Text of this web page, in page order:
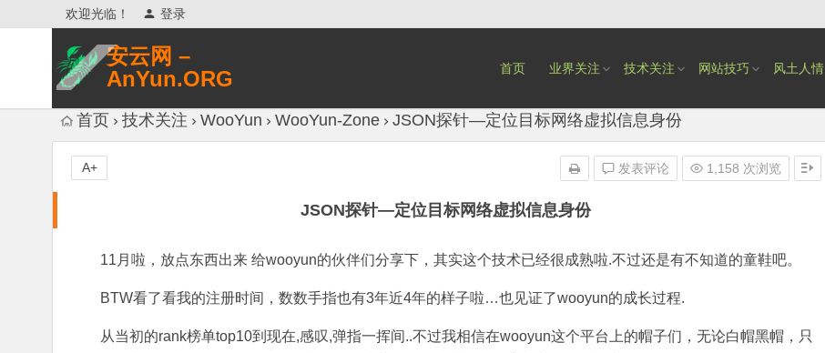
欢迎光临！ 登录
安云网 –
AnYun.ORG
网络安全研究、网络各种猎奇八卦。
首页 业界关注 技术关注 网站技巧 风土人情
首页 技术关注 WooYun WooYun-Zone JSON探针—定位目标网络虚拟信息身份
JSON探针—定位目标网络虚拟信息身份
发表评论 1,158 次浏览
A+
11月啦，放点东西出来 给wooyun的伙伴们分享下，其实这个技术已经很成熟啦.不过还是有不知道的童鞋吧。
BTW看了看我的注册时间，数数手指也有3年近4年的样子啦…也见证了wooyun的成长过程.
从当初的rank榜单top10到现在,感叹,弹指一挥间..不过我相信在wooyun这个平台上的帽子们，无论白帽黑帽，只